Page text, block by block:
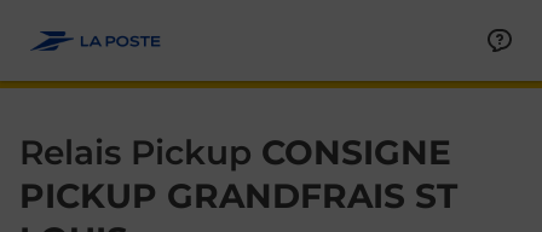
Relais Pickup CONSIGNE
PICKUP GRANDFRAIS ST